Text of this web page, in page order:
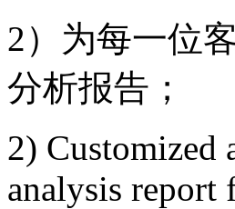
2）为每一位
分析报告；
2) Customized
analysis report